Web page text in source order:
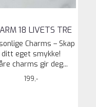
18 LIVETS TRE
Charms – Skap
ditt eget smykke!
charms gir deg...
199,-